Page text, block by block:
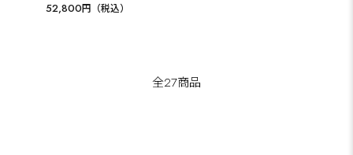
52,800円（税込）
全27商品